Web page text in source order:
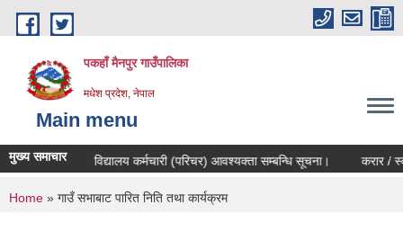
Skip to main content
पकहाँ मैनपुर गाउँपालिका
मधेश प्रदेश, नेपाल
Main menu
मुख्य समाचार
सूचना। विद्यालय कर्मचारी (परिचर) आवश्यक्ता सम्बन्धि सूचना। करार /
You are here
Home » गाउँ सभाबाट पारित निति तथा कार्यक्रम